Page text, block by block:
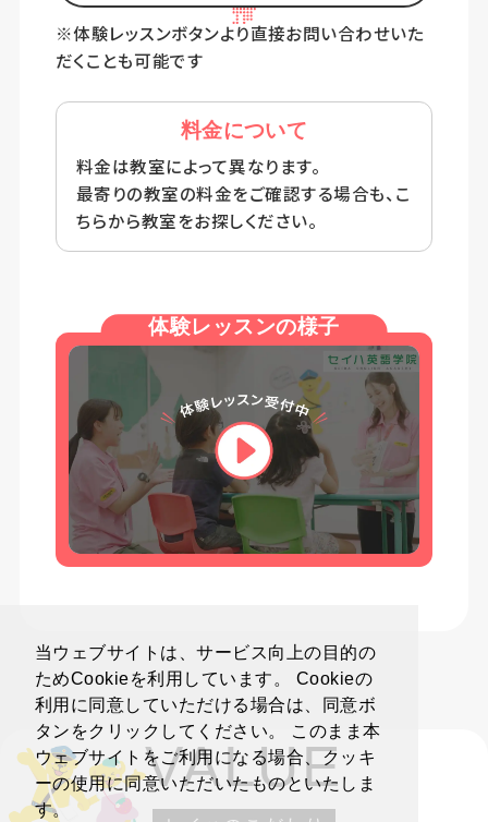
当ウェブサイトは、サービス向上の目的の
ためCookieを利用しています。 Cookieの
利用に同意していただける場合は、同意ボ
タンをクリックしてください。 このまま本
ウェブサイトをご利用になる場合、クッキ
ーの使用に同意いただいたものといたしま
す。
※体験レッスンボタンより直接お問い合わせいた
だくことも可能です
料金について
料金は教室によって異なります。
最寄りの教室の料金をご確認する場合も、こ
ちらから教室をお探しください。
体験レッスンの様子
VALUE